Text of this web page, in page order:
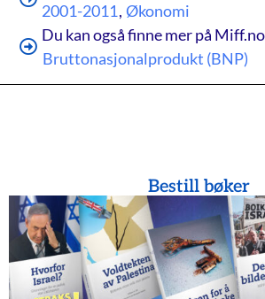
2001-2011, Økonomi
Du kan også finne mer på
Bruttonasjonalprodukt (BNP)
Bestill bøker